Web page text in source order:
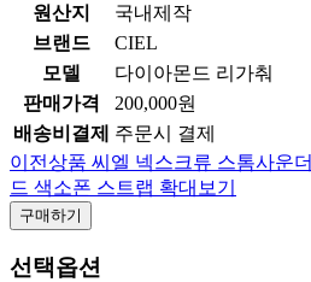
원산지
국내제작
브랜드
CIEL
모델
다이아몬드 리가춰
판매가격
200,000원
배송비결제
주문시 결제
이전상품 씨엘 넥스크류 스톰사운더
드 색소폰 스트랩 확대보기
구매하기
선택옵션